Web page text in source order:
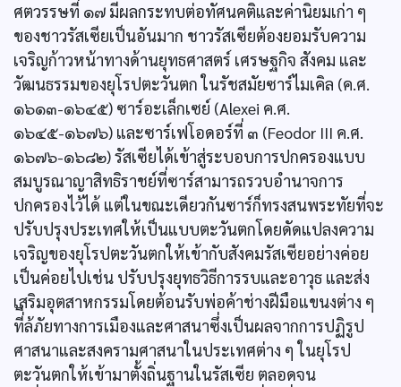
ศตวรรษที่ ๑๗ มีผลกระทบต่อทัศนคติและค่านิยมเก่า ๆ
ของชาวรัสเซียเป็นอันมาก ชาวรัสเซียต้องยอมรับความ
เจริญก้าวหน้าทางด้านยุทธศาสตร์ เศรษฐกิจ สังคม และ
วัฒนธรรมของยุโรปตะวันตก ในรัชสมัยซาร์ไมเคิล (ค.ศ.
๑๖๑๓-๑๖๔๕) ซาร์อะเล็กเซย์ (Alexei ค.ศ.
๑๖๔๕-๑๖๗๖) และซาร์เฟโอดอร์ที่ ๓ (Feodor III ค.ศ.
๑๖๗๖-๑๖๘๒) รัสเซียได้เข้าสู่ระบอบการปกครองแบบ
สมบูรณาญาสิทธิราชย์ที่ซาร์สามารถรวบอำนาจการ
ปกครองไว้ได้ แต่ในขณะเดียวกันซาร์ก็ทรงสนพระทัยที่จะ
ปรับปรุงประเทศให้เป็นแบบตะวันตกโดยดัดแปลงความ
เจริญของยุโรปตะวันตกให้เข้ากับสังคมรัสเซียอย่างค่อย
เป็นค่อยไปเช่น ปรับปรุงยุทธวิธีการรบและอาวุธ และส่ง
เสริมอุตสาหกรรมโดยต้อนรับพ่อค้าช่างฝีมือแขนงต่าง ๆ
ที่ีล้ภัยทางการเมืองและศาสนาซึ่งเป็นผลจากการปฏิรูป
ศาสนาและสงครามศาสนาในประเทศต่าง ๆ ในยุโรป
ตะวันตกให้เข้ามาตั้งถิ่นฐานในรัสเซีย ตลอดจน